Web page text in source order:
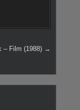
– Film (1988) →